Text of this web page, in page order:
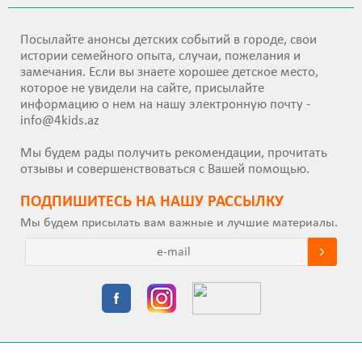
Посылайте анонсы детских событий в городе, свои
истории семейного опыта, случаи, пожелания и
замечания. Если вы знаете хорошее детское место,
которое не увидели на сайте, присылайте
информацию о нем на нашу электронную почту -
info@4kids.az
Мы будем рады получить рекомендации, прочитать
отзывы и совершенствоваться с Вашей помощью.
ПОДПИШИТEСЬ НА НАШУ РАССЫЛКУ
Мы будем присылать вам важные и лучшие материалы.